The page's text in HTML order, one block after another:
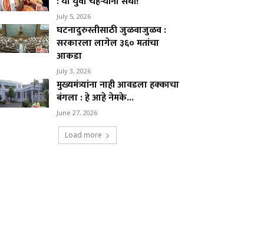
July 5, 2026
घटनादुरुस्तीसाठी जुळवाजुळव :
सरकारला लागेल ३६० मतांचा
आकडा
July 3, 2026
मुख्यमंत्र्यांना नाही आवडला हक्काचा
बंगला : हे आहे नेमके...
June 27, 2026
Load more